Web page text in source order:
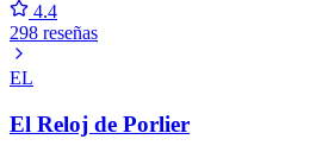
4.4
298 reseñas
EL
El Reloj de Porlier